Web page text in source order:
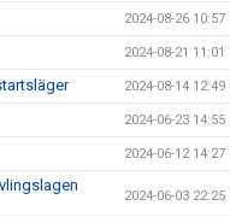
2024-08-26 10:57
2024-08-21 11:01
2024-08-14 12:49
2024-06-23 14:55
2024-06-12 14:27
2024-06-03 22:25